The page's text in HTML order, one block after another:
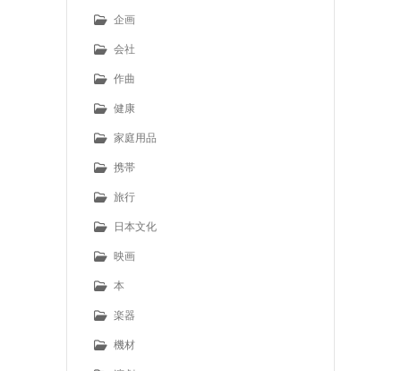
企画
会社
作曲
健康
家庭用品
携帯
旅行
日本文化
映画
本
楽器
機材